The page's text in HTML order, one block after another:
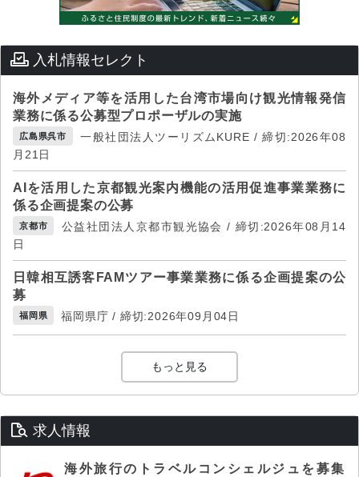
入札情報セレクト
海外メディア等を活用した台湾市場向け観光情報発信
業務に係る公募型プロポーザルの実施
広島県呉市
一般社団法人ツーリズムKURE / 締切:2026年08
月21日
AIを活用した京都観光案内機能の活用促進事業業務に
係る企画提案の公募
京都市
公益社団法人京都市観光協会 / 締切:2026年08月14
日
日韓相互誘客FAMツアー事業業務に係る企画提案の公
募
福岡県 福岡県庁 / 締切:2026年09月04日
もっと見る
求人情報
海外旅行のトラベルコンシェルジュを募集